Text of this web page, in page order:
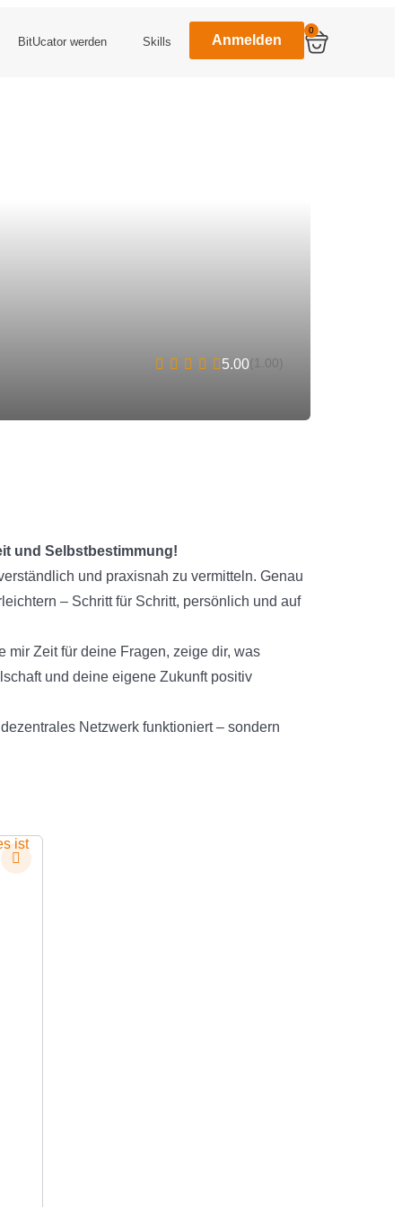
BitUcator werden Skills Anmelden
0
5.00(1.00)
und Selbstbestimmung!
und praxisnah zu vermitteln. Genau
– Schritt für Schritt, persönlich und auf
mir Zeit für deine Fragen, zeige dir, was
und deine eigene Zukunft positiv
Netzwerk funktioniert – sondern